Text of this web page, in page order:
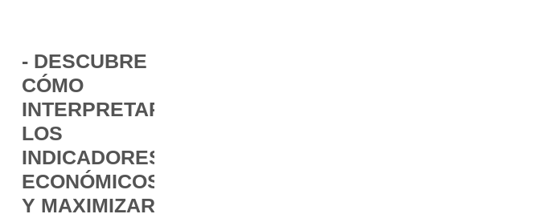
- DESCUBRE
CÓMO
INTERPRETAR
LOS
INDICADORES
ECONÓMICOS
Y MAXIMIZAR